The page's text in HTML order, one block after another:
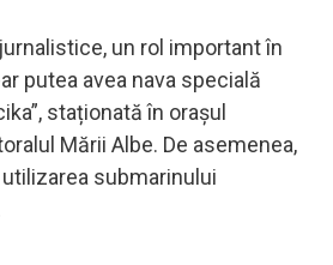
un rol important în
putea avea nava specială
staționată în orașul
Mării Albe. De asemenea,
submarinului